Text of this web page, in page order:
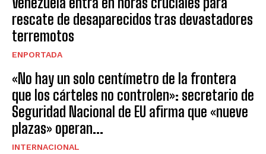
rescate de desaparecidos tras devastadores
terremotos
ENPORTADA
«No hay un solo centímetro de la frontera
que los cárteles no controlen»: secretario de
Seguridad Nacional de EU afirma que «nueve
plazas» operan...
INTERNACIONAL